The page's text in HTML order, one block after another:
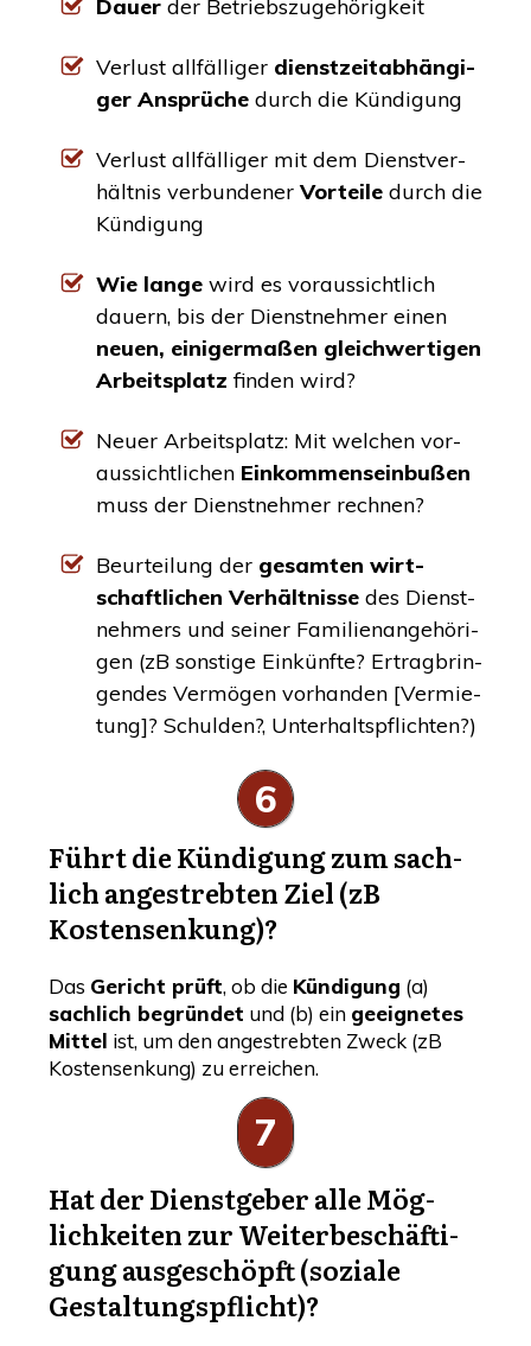
Dau­er der Betriebszugehörigkeit
Ver­lust all­fäl­li­ger dienst­zeit­ab­hän­gi­
ger Ansprü­che durch die Kündigung
Ver­lust all­fäl­li­ger mit dem Dienst­ver­
hält­nis ver­bun­de­ner Vor­tei­le durch die
Kündigung
Wie lan­ge wird es vor­aus­sicht­lich
dau­ern, bis der Dienst­neh­mer einen
neu­en, eini­ger­ma­ßen gleich­wer­ti­gen
Arbeits­platz fin­den wird?
Neu­er Arbeits­platz: Mit wel­chen vor­
aus­sicht­li­chen Ein­kom­mens­ein­bu­ßen
muss der Dienst­neh­mer rechnen?
Beur­tei­lung der gesam­ten wirt­
schaft­li­chen Ver­hält­nis­se des Dienst­
neh­mers und sei­ner Fami­li­en­an­ge­hö­ri­
gen (zB sons­ti­ge Ein­künf­te? Ertrag­brin­
gen­des Ver­mö­gen vor­han­den [Ver­mie­
tung]? Schul­den?, Unterhaltspflichten?)
6
Führt die Kün­di­gung zum sach­
lich ange­streb­ten Ziel (zB
Kostensenkung)?
Das Gericht prüft, ob die Kün­di­gung (a)
sach­lich begrün­det und (b) ein geeig­ne­tes
Mit­tel ist, um den ange­streb­ten Zweck (zB
Kos­ten­sen­kung) zu erreichen.
7
Hat der Dienst­ge­ber alle Mög­
lich­kei­ten zur Wei­ter­be­schäf­ti­
gung aus­ge­schöpft (sozia­le
Gestaltungspflicht)?